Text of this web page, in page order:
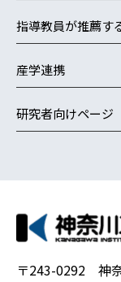
指導教員が推薦す
産学連携
研究者向けページ
〒243-0292 神